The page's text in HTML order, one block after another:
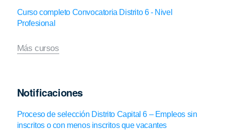
Curso completo Convocatoria Distrito 6 - Nivel
Profesional
Más cursos
Notificaciones
Proceso de selección Distrito Capital 6 – Empleos sin
inscritos o con menos inscritos que vacantes